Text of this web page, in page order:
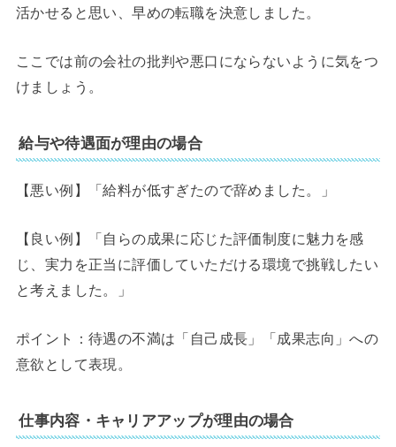
活かせると思い、早めの転職を決意しました。
ここでは前の会社の批判や悪口にならないように気をつ
けましょう。
給与や待遇面が理由の場合
【悪い例】「給料が低すぎたので辞めました。」
【良い例】「自らの成果に応じた評価制度に魅力を感
じ、実力を正当に評価していただける環境で挑戦したい
と考えました。」
ポイント：待遇の不満は「自己成長」「成果志向」への
意欲として表現。
仕事内容・キャリアアップが理由の場合